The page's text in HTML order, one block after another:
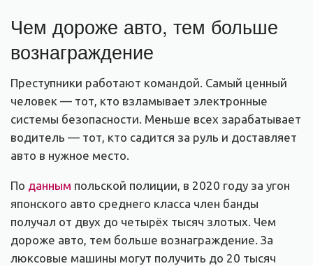
Чем дороже авто, тем больше
вознаграждение
Преступники работают командой. Самый ценный
человек — тот, кто взламывает электронные
системы безопасности. Меньше всех зарабатывает
водитель — тот, кто садится за руль и доставляет
авто в нужное место.
По данным польской полиции, в 2020 году за угон
японского авто среднего класса член банды
получал от двух до четырёх тысяч злотых. Чем
дороже авто, тем больше вознаграждение. За
люксовые машины могут получить до 20 тысяч